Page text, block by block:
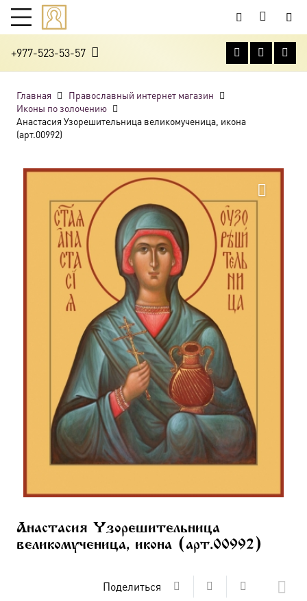
+977-523-53-57
Главная
Православный интернет магазин
Иконы по золочению
Анастасия Узорешительница великомученица, икона
(арт.00992)
Анастасия Узорешительница
великомученица, икона (арт.00992)
Поделиться